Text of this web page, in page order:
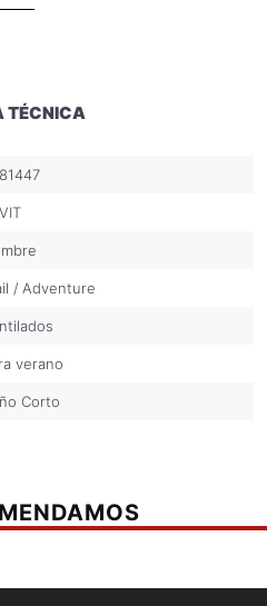
TÉCNICA
/ Adventure
verano
Corto